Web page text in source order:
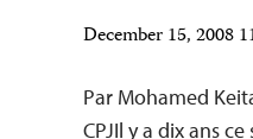
December 15, 2008
Par Mohamed
CPJIl y a dix ans